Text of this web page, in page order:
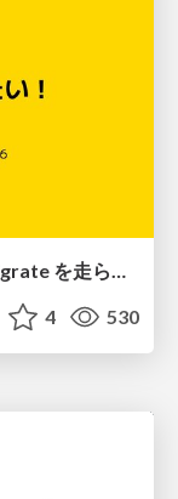
モノリス Rails でも日中に rails db:migrate を走らせたい！ / Daytime rails db:migrate on Monolithic Rails!
4 530